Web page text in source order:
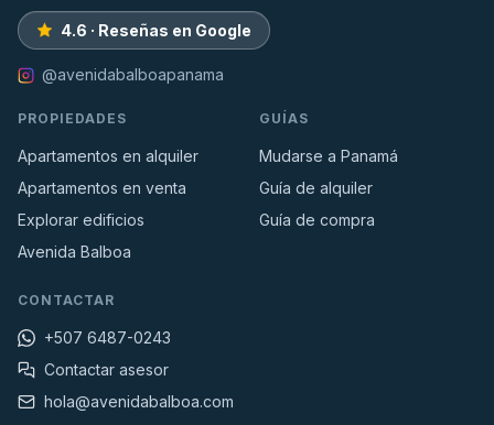
4.6 · Reseñas en Google
@avenidabalboapanama
PROPIEDADES
Apartamentos en alquiler
Apartamentos en venta
Explorar edificios
Avenida Balboa
GUÍAS
Mudarse a Panamá
Guía de alquiler
Guía de compra
CONTACTAR
+507 6487-0243
Contactar asesor
hola@avenidabalboa.com